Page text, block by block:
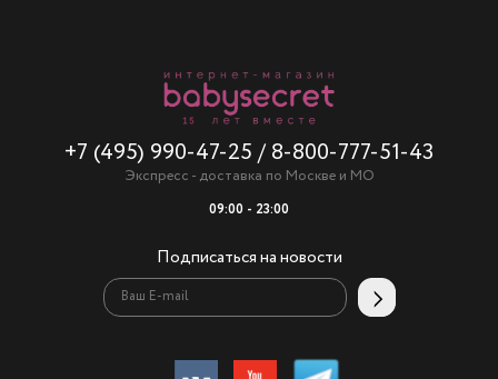
+7 (495) 990-47-25 / 8-800-777-51-43
Экспресс - доставка по Москве и МО
09:00 - 23:00
Подписаться на новости